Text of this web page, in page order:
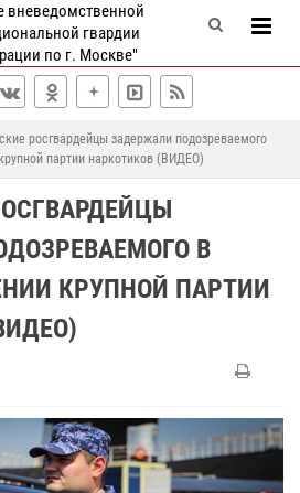
вневедомственной
гвардии
по г. Москве"
росгвардейцы задержали подозреваемого
партии наркотиков (ВИДЕО)
В
КРУПНОЙ ПАРТИИ